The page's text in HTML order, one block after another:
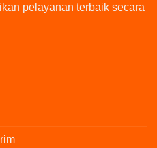
pelayanan terbaik secara